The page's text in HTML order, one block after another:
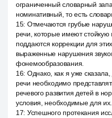
ограниченный словарный
номинативный, то есть
15: Отмечаются грубые
речи, которые имеют стойкую
поддаются коррекции для
выраженные нарушения
фонемообразования.
16: Однако, как я уже
речи необходимо
речевого развития детей в
условия, необходимые для их.
17: Успешного протекания